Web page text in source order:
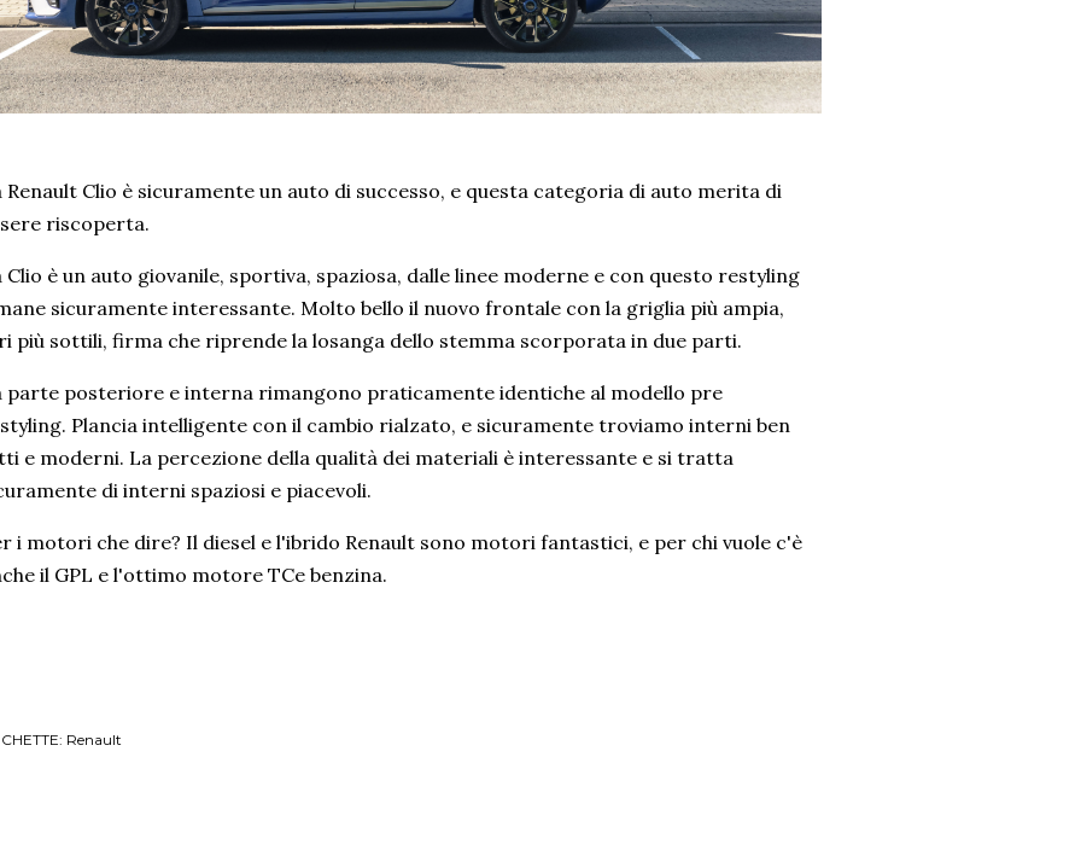
Renault Clio è sicuramente un auto di successo, e questa categoria di auto merita di
riscoperta.
Clio è un auto giovanile, sportiva, spaziosa, dalle linee moderne e con questo restyling
sicuramente interessante. Molto bello il nuovo frontale con la griglia più ampia,
più sottili, firma che riprende la losanga dello stemma scorporata in due parti.
parte posteriore e interna rimangono praticamente identiche al modello pre
Plancia intelligente con il cambio rialzato, e sicuramente troviamo interni ben
e moderni. La percezione della qualità dei materiali è interessante e si tratta
di interni spaziosi e piacevoli.
i motori che dire? Il diesel e l'ibrido Renault sono motori fantastici, e per chi vuole c'è
il GPL e l'ottimo motore TCe benzina.
Renault